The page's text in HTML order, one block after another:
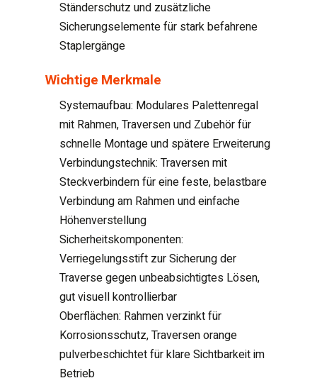
Ständerschutz und zusätzliche
Sicherungselemente für stark befahrene
Staplergänge
Wichtige Merkmale
Systemaufbau: Modulares Palettenregal
mit Rahmen, Traversen und Zubehör für
schnelle Montage und spätere Erweiterung
Verbindungstechnik: Traversen mit
Steckverbindern für eine feste, belastbare
Verbindung am Rahmen und einfache
Höhenverstellung
Sicherheitskomponenten:
Verriegelungsstift zur Sicherung der
Traverse gegen unbeabsichtigtes Lösen,
gut visuell kontrollierbar
Oberflächen: Rahmen verzinkt für
Korrosionsschutz, Traversen orange
pulverbeschichtet für klare Sichtbarkeit im
Betrieb